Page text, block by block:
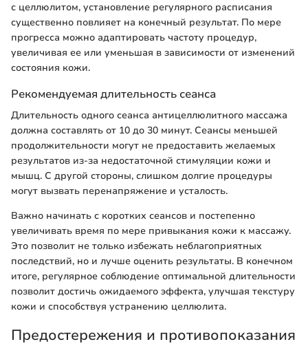
с целлюлитом, установление регулярного расписания
существенно повлияет на конечный результат. По мере
прогресса можно адаптировать частоту процедур,
увеличивая ее или уменьшая в зависимости от изменений
состояния кожи.
Рекомендуемая длительность сеанса
Длительность одного сеанса антицеллюлитного массажа
должна составлять от 10 до 30 минут. Сеансы меньшей
продолжительности могут не предоставить желаемых
результатов из-за недостаточной стимуляции кожи и
мышц. С другой стороны, слишком долгие процедуры
могут вызвать перенапряжение и усталость.
Важно начинать с коротких сеансов и постепенно
увеличивать время по мере привыкания кожи к массажу.
Это позволит не только избежать неблагоприятных
последствий, но и лучше оценить результаты. В конечном
итоге, регулярное соблюдение оптимальной длительности
позволит достичь ожидаемого эффекта, улучшая текстуру
кожи и способствуя устранению целлюлита.
Предостережения и противопоказания